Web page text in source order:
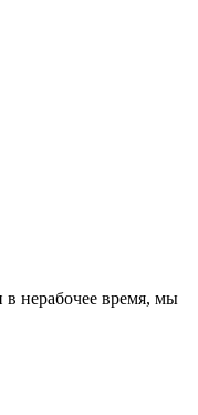
в нерабочее время, мы